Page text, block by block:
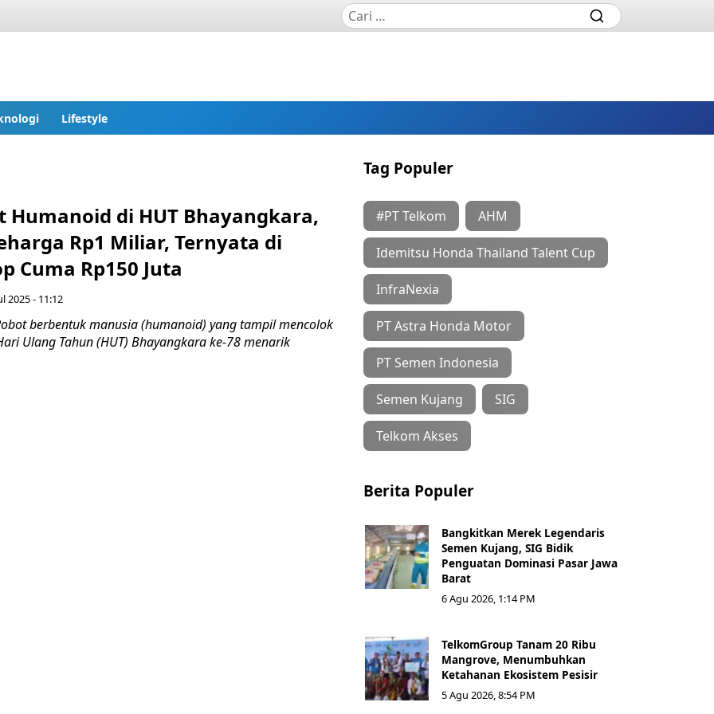
Lifestyle
Humanoid di HUT Bhayangkara,
Rp1 Miliar, Ternyata di
Cuma Rp150 Juta
2025 - 11:12
berbentuk manusia (humanoid) yang tampil mencolok
Ulang Tahun (HUT) Bhayangkara ke-78 menarik
Tag Populer
#PT Telkom AHM
Idemitsu Honda Thailand Talent Cup
InfraNexia
PT Astra Honda Motor
PT Semen Indonesia
Semen Kujang SIG
Telkom Akses
Berita Populer
Bangkitkan Merek Legendaris
Semen Kujang, SIG Bidik
Penguatan Dominasi Pasar Jawa
Barat
6 Agu 2026, 1:14 PM
TelkomGroup Tanam 20 Ribu
Mangrove, Menumbuhkan
Ketahanan Ekosistem Pesisir
5 Agu 2026, 8:54 PM